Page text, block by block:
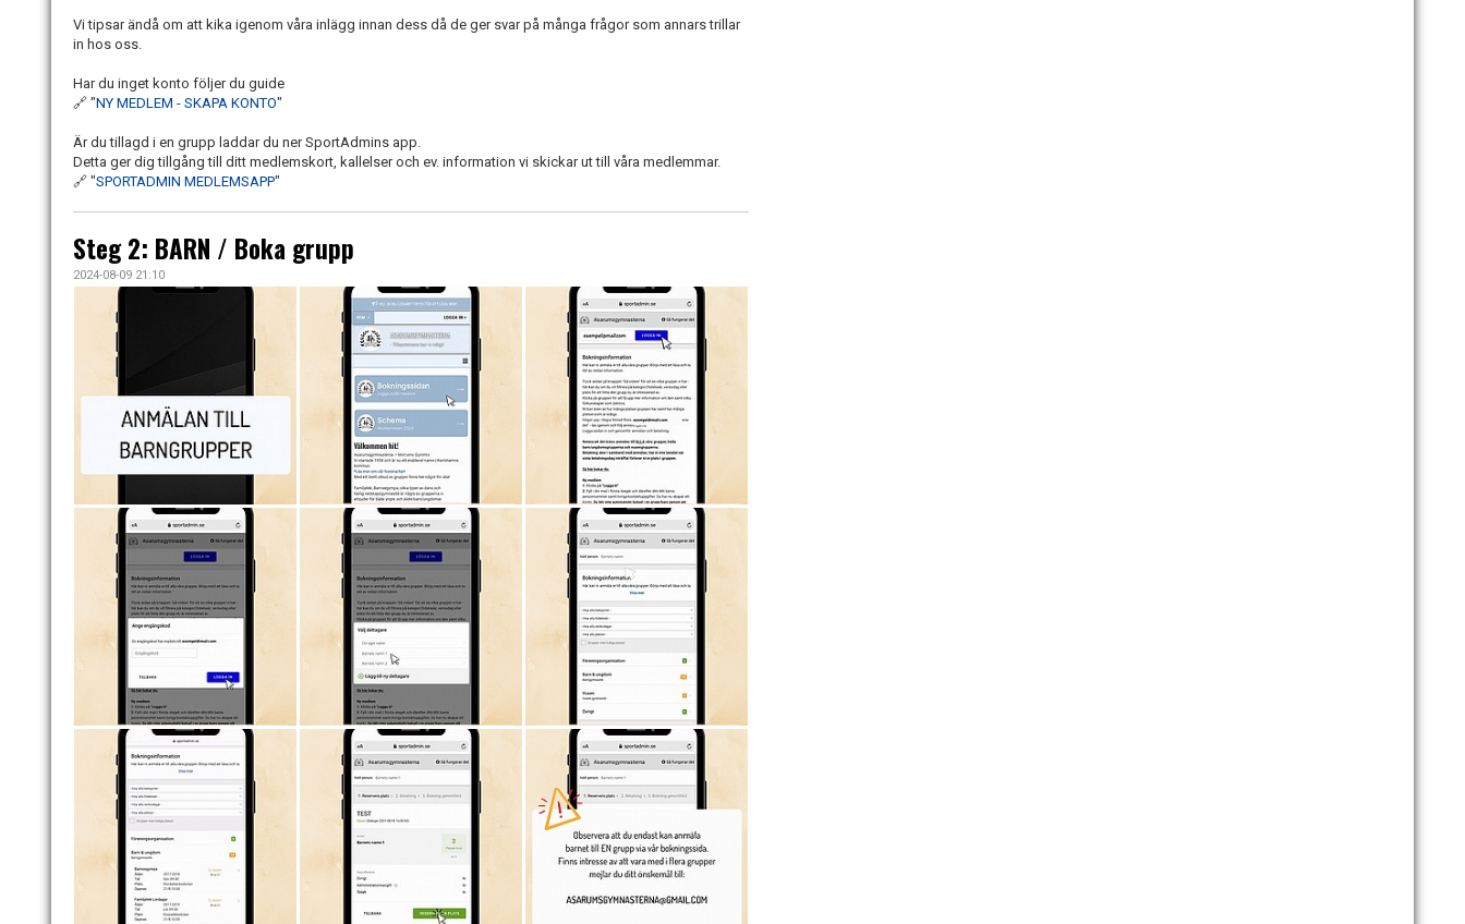
Vi tipsar ändå om att kika igenom våra inlägg innan dess då de ger svar på många frågor som annars trillar
in hos oss.
Har du inget konto följer du guide
🔗 "NY MEDLEM - SKAPA KONTO"
Är du tillagd i en grupp laddar du ner SportAdmins app.
Detta ger dig tillgång till ditt medlemskort, kallelser och ev. information vi skickar ut till våra medlemmar.
🔗 "SPORTADMIN MEDLEMSAPP"
Steg 2: BARN / Boka grupp
2024-08-09 21:10